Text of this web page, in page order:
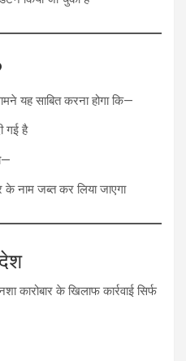
यह साबित करना होगा कि—
गई है
के नाम जब्त कर लिया जाएगा
कारोबार के खिलाफ कार्रवाई सिर्फ